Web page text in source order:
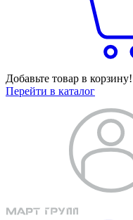
Добавьте товар в корзину!
Перейти в каталог